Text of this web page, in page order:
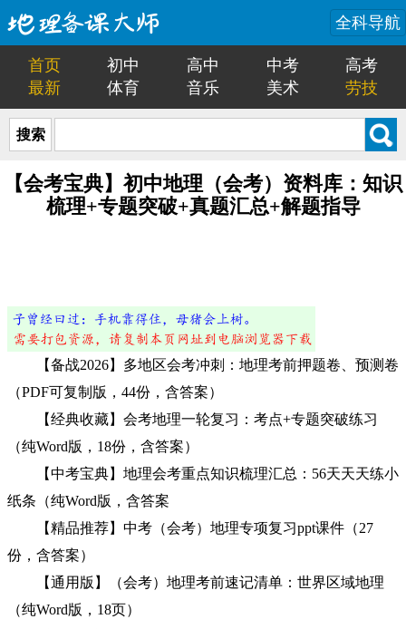
全科导航
首页 初中 高中 中考
高考
最新
体育 音乐 美术 劳技
搜索
【会考宝典】初中地理（会考）资料库：知识
梳理+专题突破+真题汇总+解题指导
【备战2026】多地区会考冲刺：地理考前押题卷、预测卷
（PDF可复制版，44份，含答案）
【经典收藏】会考地理一轮复习：考点+专题突破练习
（纯Word版，18份，含答案）
【中考宝典】地理会考重点知识梳理汇总：56天天天练小
纸条（纯Word版，含答案
【精品推荐】中考（会考）地理专项复习ppt课件（27
份，含答案）
【通用版】（会考）地理考前速记清单：世界区域地理
（纯Word版，18页）